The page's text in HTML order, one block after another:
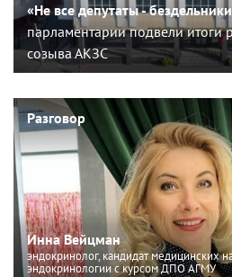
«Не все депутаты -
парламентарии подвели итоги
созыва АКЗС
Разговор
Инна Вейцман
эндокринолог, кандидат медицинских
эндокринологии с курсом ДПО АГМУ